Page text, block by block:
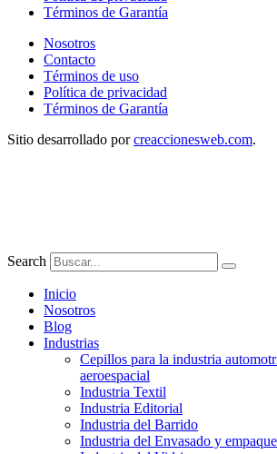
Términos de Garantía
Nosotros
Contacto
Términos de uso
Política de privacidad
Términos de Garantía
Sitio desarrollado porcreaccionesweb.com.
Search
Inicio
Nosotros
Blog
Industrias
Cepillos para la industria
aeroespacial
Industria Textil
Industria Editorial
Industria del Barrido
Industria del Envasado y